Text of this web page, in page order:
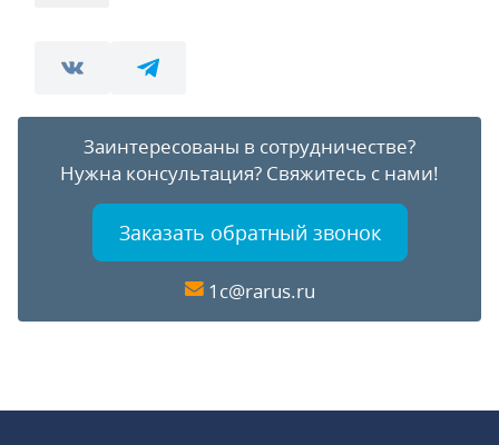
Заинтересованы в сотрудничестве?
Нужна консультация? Свяжитесь с нами!
Заказать обратный звонок
1c@rarus.ru